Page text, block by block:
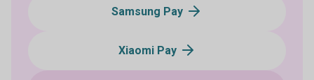
Samsung Pay
Xiaomi Pay